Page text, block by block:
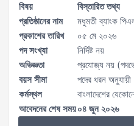
বিষয়
বিস্তারিত তথ্য
প্রতিষ্ঠানের নাম
মধুমতী ব্যাংক
প্রকাশের তারিখ
০৫ মে ২০২৬
পদ সংখ্যা
নির্দিষ্ট নয়
অভিজ্ঞতা
প্রযোজ্য নয়
বয়স সীমা
পদের ধরন
কর্মস্থল
বাংলাদেশের
আবেদনের শেষ সময়০৪ জুন ২০২৬